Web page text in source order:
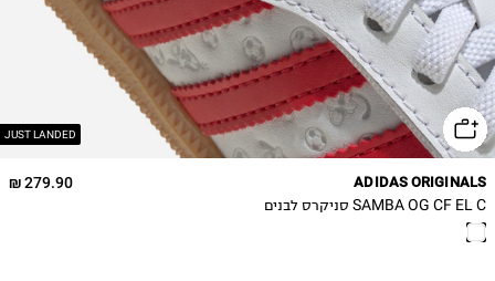
JUST LANDED
33
33.5
34
35
279.90 ₪ ADIDAS ORIGINALS
SAMBA OG CF EL C סניקרס לבנים